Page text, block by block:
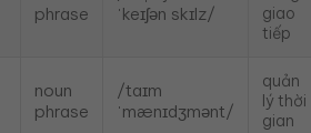
phrase
ˈkeɪʃən skɪlz/
giao
tiếp
noun
phrase
/taɪm
ˈmænɪdʒmənt/
quản
lý thời
gian